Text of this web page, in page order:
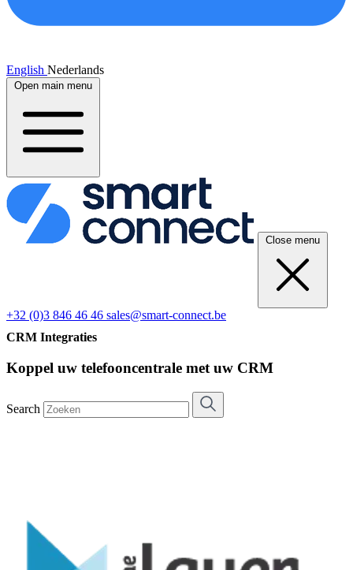
English Nederlands
Open main menu
Close menu
+32 (0)3 846 46 46 sales@smart-connect.be
CRM Integraties
Koppel uw telefooncentrale met uw CRM
Search